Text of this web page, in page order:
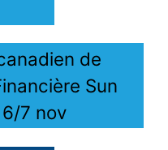
de
Sun
7 nov